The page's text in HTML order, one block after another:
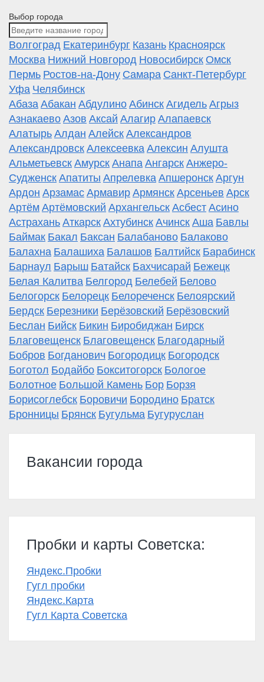
Выбор города
Волгоград Екатеринбург Казань Красноярск
Москва Нижний Новгород Новосибирск Омск
Пермь Ростов-на-Дону Самара Санкт-Петербург
Уфа Челябинск
Абаза Абакан Абдулино Абинск Агидель Агрыз
Азнакаево Азов Аксай Алагир Алапаевск
Алатырь Алдан Алейск Александров
Александровск Алексеевка Алексин Алушта
Альметьевск Амурск Анапа Ангарск Анжеро-
Судженск Апатиты Апрелевка Апшеронск Аргун
Ардон Арзамас Армавир Армянск Арсеньев Арск
Артём Артёмовский Архангельск Асбест Асино
Астрахань Аткарск Ахтубинск Ачинск Аша Бавлы
Баймак Бакал Баксан Балабаново Балаково
Балахна Балашиха Балашов Балтийск Барабинск
Барнаул Барыш Батайск Бахчисарай Бежецк
Белая Калитва Белгород Белебей Белово
Белогорск Белорецк Белореченск Белоярский
Бердск Березники Берёзовский Берёзовский
Беслан Бийск Бикин Биробиджан Бирск
Благовещенск Благовещенск Благодарный
Бобров Богданович Богородицк Богородск
Боготол Бодайбо Бокситогорск Бологое
Болотное Большой Камень Бор Борзя
Борисоглебск Боровичи Бородино Братск
Бронницы Брянск Бугульма Бугуруслан
Вакансии города
Пробки и карты Советска:
Яндекс.Пробки
Гугл пробки
Яндекс.Карта
Гугл Карта Советска